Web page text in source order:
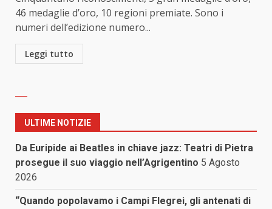
46 medaglie d’oro, 10 regioni premiate. Sono i
numeri dell’edizione numero...
Leggi tutto
ULTIME NOTIZIE
Da Euripide ai Beatles in chiave jazz: Teatri di Pietra
prosegue il suo viaggio nell’Agrigentino 5 Agosto
2026
“Quando popolavamo i Campi Flegrei, gli antenati di